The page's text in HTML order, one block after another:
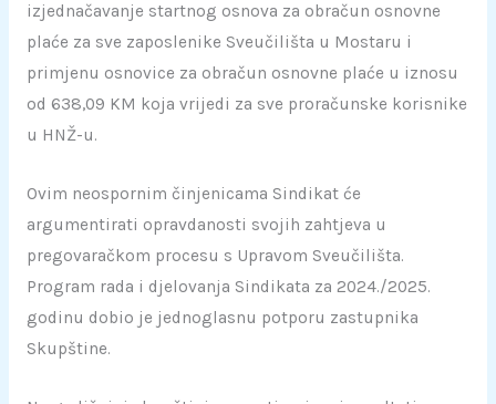
izjednačavanje startnog osnova za obračun osnovne
plaće za sve zaposlenike Sveučilišta u Mostaru i
primjenu osnovice za obračun osnovne plaće u iznosu
od 638,09 KM koja vrijedi za sve proračunske korisnike
u HNŽ-u.
Ovim neospornim činjenicama Sindikat će
argumentirati opravdanosti svojih zahtjeva u
pregovaračkom procesu s Upravom Sveučilišta.
Program rada i djelovanja Sindikata za 2024./2025.
godinu dobio je jednoglasnu potporu zastupnika
Skupštine.